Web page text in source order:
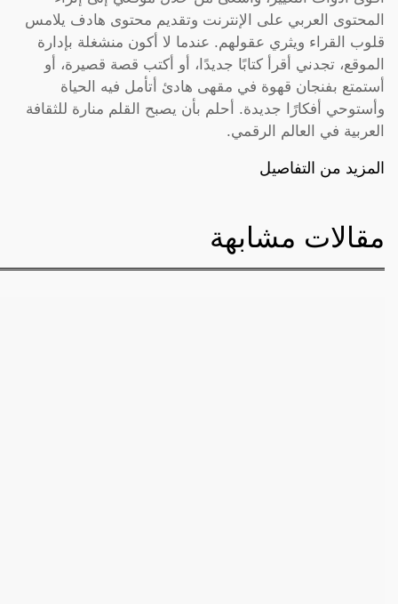
المحتوى العربي على الإنترنت وتقديم محتوى هادف يلامس
قلوب القراء ويثري عقولهم. عندما لا أكون منشغلة بإدارة
الموقع، تجدني أقرأ كتابًا جديدًا، أو أكتب قصة قصيرة، أو
أستمتع بفنجان قهوة في مقهى هادئ أتأمل فيه الحياة
وأستوحي أفكارًا جديدة. أحلم بأن يصبح القلم منارة للثقافة
العربية في العالم الرقمي.
المزيد من التفاصيل
مقالات مشابهة